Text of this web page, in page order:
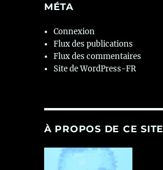
MÉTA
Connexion
Flux des publications
Flux des commentaires
Site de WordPress-FR
À PROPOS DE CE SITE